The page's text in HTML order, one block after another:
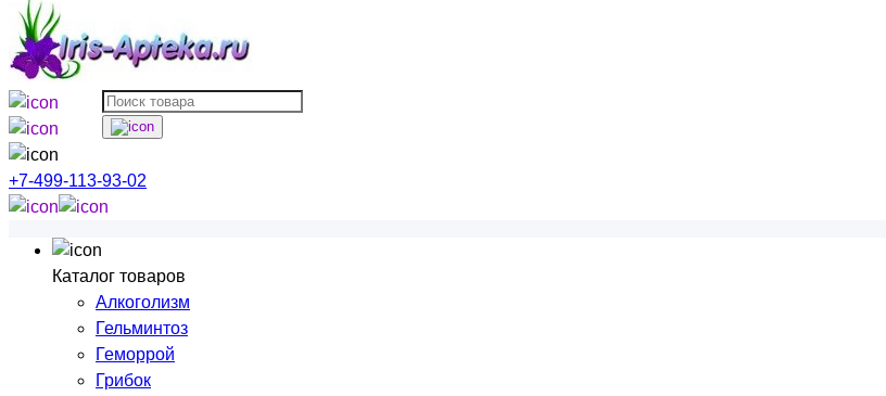
+7-499-113-93-02
Каталог товаров
Алкоголизм
Гельминтоз
Геморрой
Грибок